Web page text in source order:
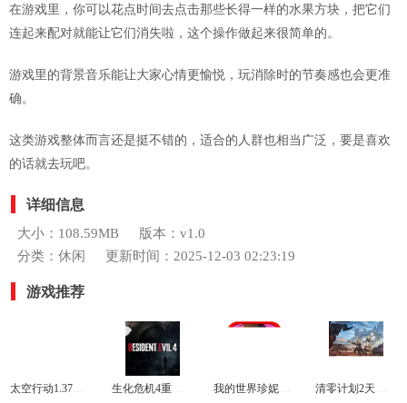
在游戏里，你可以花点时间去点击那些长得一样的水果方块，把它们
连起来配对就能让它们消失啦，这个操作做起来很简单的。
游戏里的背景音乐能让大家心情更愉悦，玩消除时的节奏感也会更准
确。
这类游戏整体而言还是挺不错的，适合的人群也相当广泛，要是喜欢
的话就去玩吧。
详细信息
大小：108.59MB
版本：v1.0
分类：休闲
更新时间：2025-12-03 02:23:19
游戏推荐